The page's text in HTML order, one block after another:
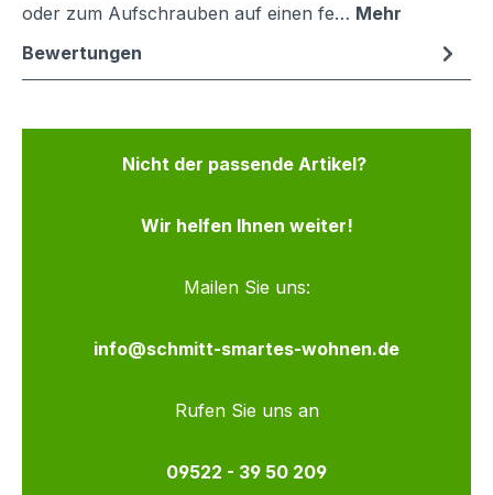
oder zum Aufschrauben auf einen fe… Mehr
Bewertungen
Nicht der passende Artikel?
Wir helfen Ihnen weiter!
Mailen Sie uns:
info@schmitt-smartes-wohnen.de
Rufen Sie uns an
09522 - 39 50 209